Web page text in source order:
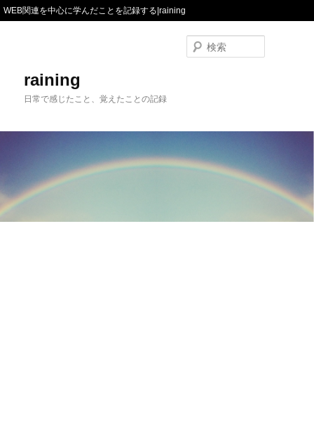
WEB関連を中心に学んだことを記録する|raining
raining
日常で感じたこと、覚えたことの記録